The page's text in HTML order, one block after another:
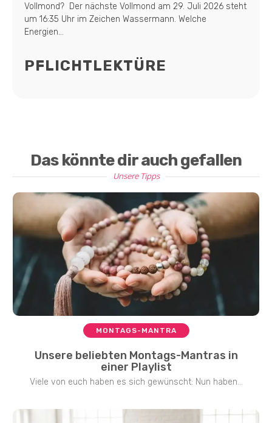
Vollmond? Der nächste Vollmond am 29. Juli 2026 steht
um 16:35 Uhr im Zeichen Wassermann. Welche
Energien...
PFLICHTLEKTÜRE
Das könnte dir auch gefallen
Unsere Tipps
MONTAGS-MANTRA
Unsere beliebten Montags-Mantras in
einer Playlist
Viele von euch haben es sich gewünscht: Nun haben...